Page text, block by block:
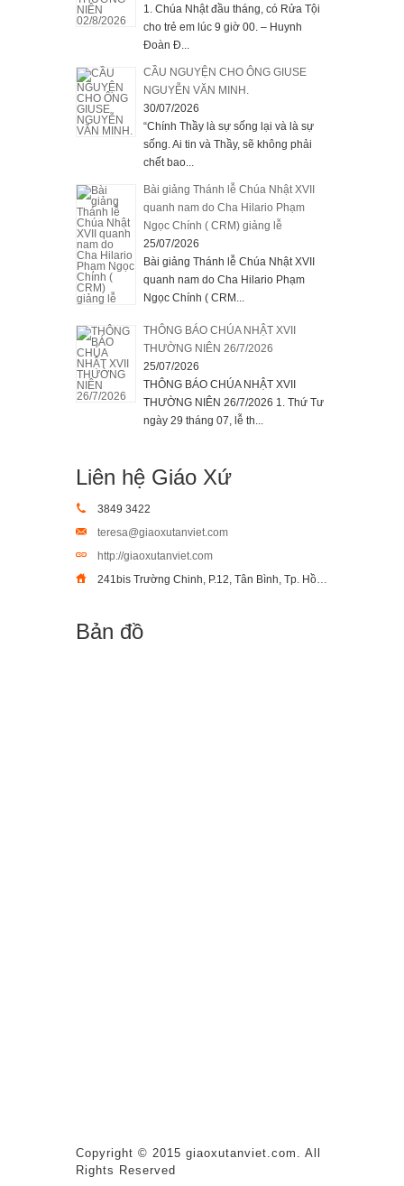
1. Chúa Nhật đầu tháng, có Rửa Tội
cho trẻ em lúc 9 giờ 00. – Huynh
Đoàn Đ...
CẦU NGUYỆN CHO ÔNG GIUSE
NGUYỄN VĂN MINH.
30/07/2026
“Chính Thầy là sự sống lại và là sự
sống. Ai tin và Thầy, sẽ không phải
chết bao...
Bài giảng Thánh lễ Chúa Nhật XVII
quanh nam do Cha Hilario Phạm
Ngọc Chính ( CRM) giảng lễ
25/07/2026
Bài giảng Thánh lễ Chúa Nhật XVII
quanh nam do Cha Hilario Phạm
Ngọc Chính ( CRM...
THÔNG BÁO CHÚA NHẬT XVII
THƯỜNG NIÊN 26/7/2026
25/07/2026
THÔNG BÁO CHÚA NHẬT XVII
THƯỜNG NIÊN 26/7/2026 1. Thứ Tư
ngày 29 tháng 07, lễ th...
Liên hệ Giáo Xứ
3849 3422
teresa@giaoxutanviet.com
http://giaoxutanviet.com
241bis Trường Chinh, P.12, Tân Bình, Tp. Hồ Chí Minh
Bản đồ
Copyright © 2015 giaoxutanviet.com. All
Rights Reserved